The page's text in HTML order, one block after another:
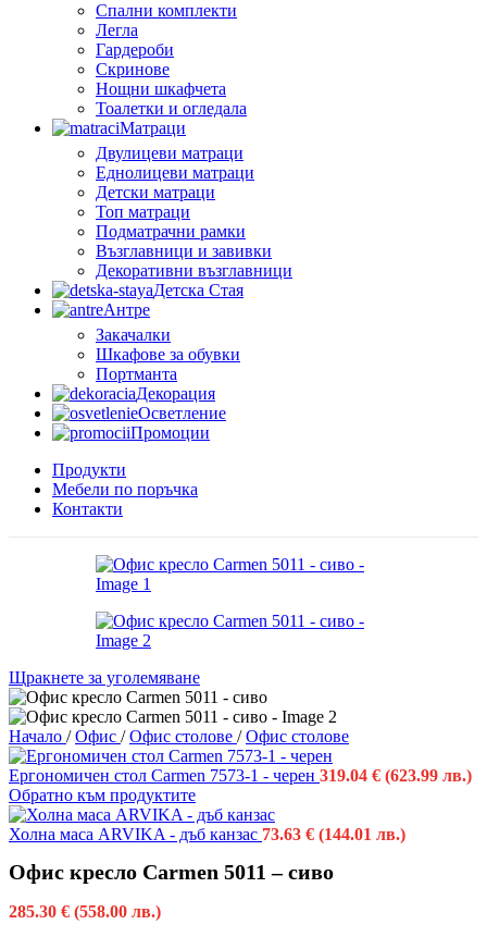
Спални комплекти
Легла
Гардероби
Скринове
Нощни шкафчета
Тоалетки и огледала
Матраци
Двулицеви матраци
Еднолицеви матраци
Детски матраци
Топ матраци
Подматрачни рамки
Възглавници и завивки
Декоративни възглавници
Детска Стая
Антре
Закачалки
Шкафове за обувки
Портманта
Декорация
Осветление
Промоции
Продукти
Мебели по поръчка
Контакти
Щракнете за уголемяване
Начало / Офис / Офис столове / Офис столове
Ергономичен стол Carmen 7573-1 - черен 319.04 € (623.99 лв.)
Обратно към продуктите
Холна маса ARVIKA - дъб канзас 73.63 € (144.01 лв.)
Офис кресло Carmen 5011 – сиво
285.30 € (558.00 лв.)